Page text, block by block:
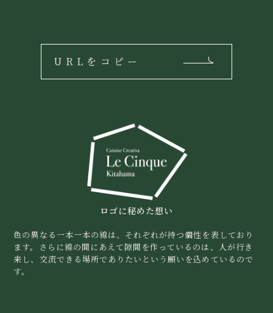
URLをコピー
ロゴに秘めた想い
色の異なる一本一本の線は、それぞれが持つ個性を表しており
ます。さらに線の間にあえて隙間を作っているのは、人が行き
来し、交流できる場所でありたいという願いを込めているので
す。